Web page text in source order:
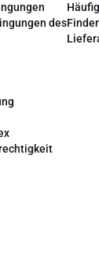
des